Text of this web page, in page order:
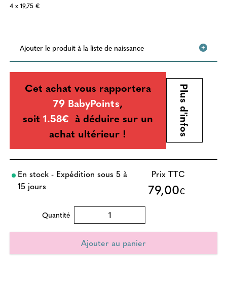
4 x 19,75 €
Ajouter le produit à la liste de naissance
Cet achat vous rapportera
79 BabyPoints,
soit 1.58€ à déduire sur un
achat ultérieur !
Plus d'infos
En stock - Expédition sous 5 à
15 jours
Prix TTC
79,00€
Quantité